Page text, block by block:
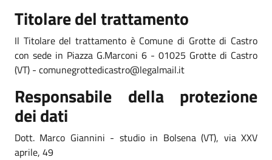
Titolare del trattamento
Il Titolare del trattamento è Comune di Grotte di Castro
con sede in Piazza G.Marconi 6 - 01025 Grotte di Castro
(VT) - comunegrottedicastro@legalmail.it
Responsabile della protezione
dei dati
Dott. Marco Giannini - studio in Bolsena (VT), via XXV
aprile, 49